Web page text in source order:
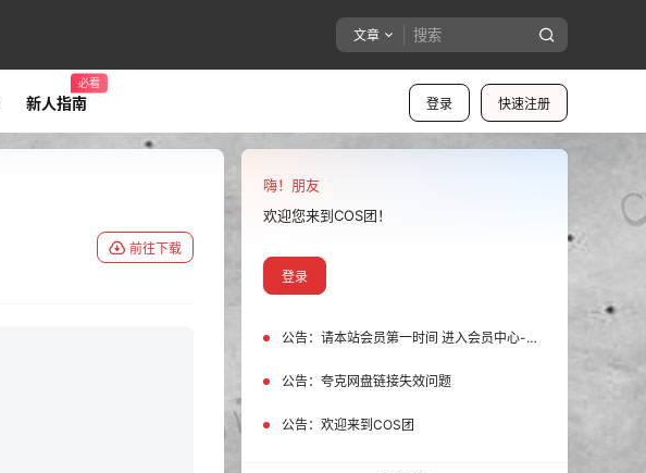
文章
登录 快速注册
新人指南
必看
前往下载
嗨！朋友
欢迎您来到COS团！
登录
公告： 请本站会员第一时间 进入会员中心-我的设置中为您的账号绑定邮箱!
公告： 夸克网盘链接失效问题
公告： 欢迎来到COS团